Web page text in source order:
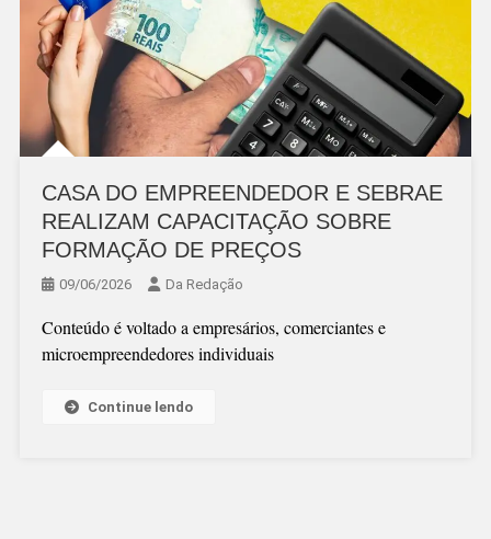
CASA DO EMPREENDEDOR E SEBRAE
REALIZAM CAPACITAÇÃO SOBRE
FORMAÇÃO DE PREÇOS
09/06/2026 Da Redação
Conteúdo é voltado a empresários, comerciantes e
microempreendedores individuais
Continue lendo